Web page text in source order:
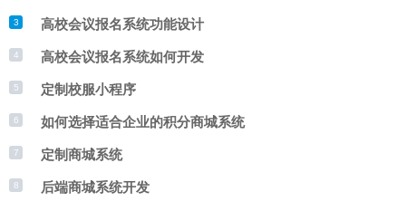
户数据的安全和可靠性。该系统具有很高的
灵活性和可扩展性，是各类企业积分商城建
溃等问题。 3. 易用性：系统操作简单，方
便用户使用，提高积分兑换率。 4. 扩展
来的发展需求。 5. 售后服务：选择有良好
3 高校会议报名系统功能设计
4 高校会议报名系统如何开发
5 定制校服小程序
6 如何选择适合企业的积分商城系统
7 定制商城系统
8 后端商城系统开发